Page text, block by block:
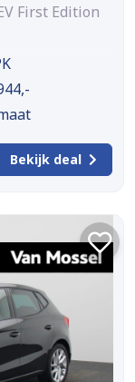
First Edition
Bekijk deal